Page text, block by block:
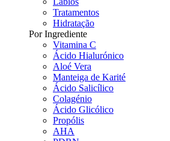
Tratamentos
Hidratação
Por Ingrediente
Vitamina C
Ácido Hialurónico
Aloé Vera
Manteiga de Karité
Ácido Salicílico
Colagénio
Ácido Glicólico
Propólis
AHA